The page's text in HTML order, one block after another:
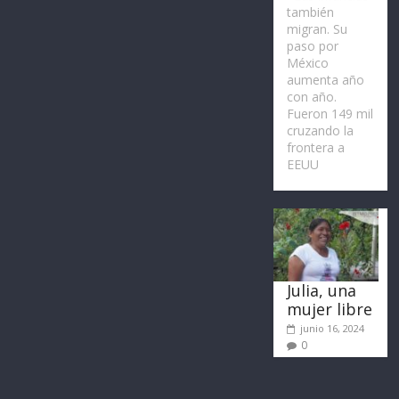
también
migran. Su
paso por
México
aumenta año
con año.
Fueron 149 mil
cruzando la
frontera a
EEUU
Julia, una
mujer libre
junio 16, 2024
0